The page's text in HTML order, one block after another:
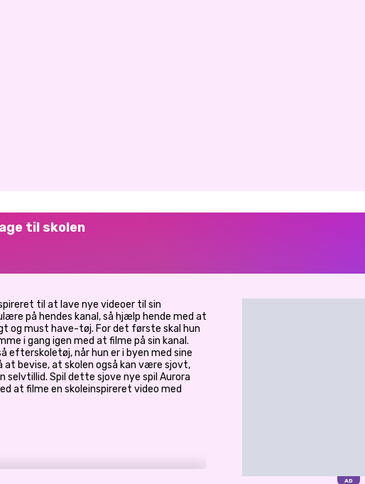
til skolen
til at lave nye videoer til sin
på hendes kanal, så hjælp hende med at
og must have-tøj. For det første skal hun
i gang igen med at filme på sin kanal.
efterskoletøj, når hun er i byen med sine
bevise, at skolen også kan være sjovt,
Spil dette sjove nye spil Aurora
at filme en skoleinspireret video med